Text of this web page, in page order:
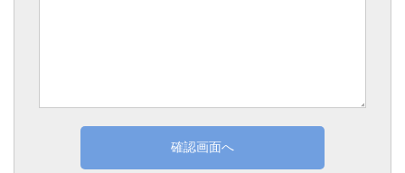
確認画面へ